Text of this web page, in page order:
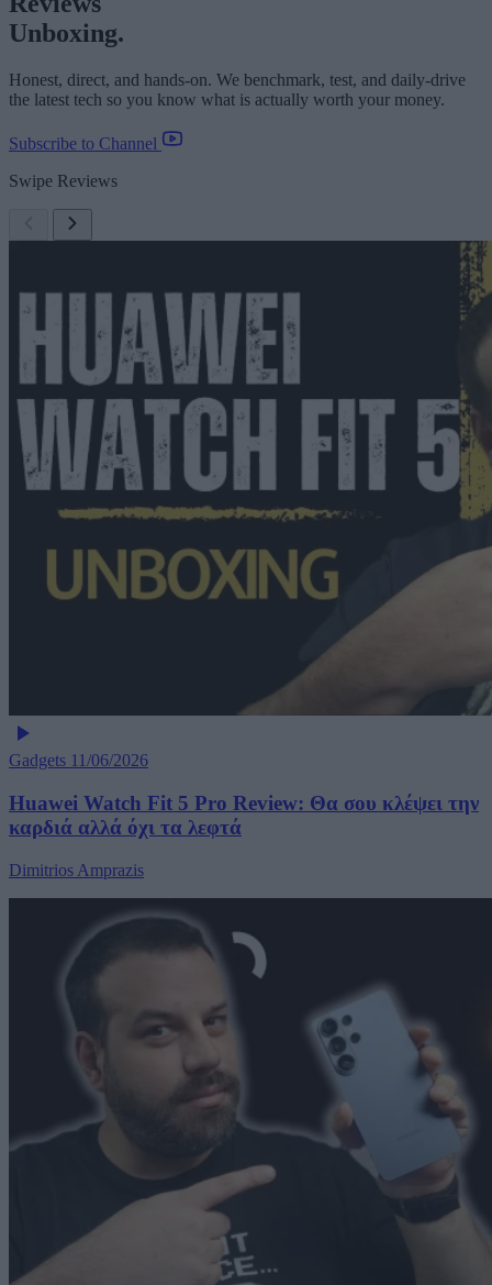
Unboxing.
Honest, direct, and hands-on. We benchmark, test, and daily-drive
the latest tech so you know what is actually worth your money.
Subscribe to Channel
Swipe Reviews
Gadgets 11/06/2026
Huawei Watch Fit 5 Pro Review: Θα σου κλέψει την
καρδιά αλλά όχι τα λεφτά
Dimitrios Amprazis